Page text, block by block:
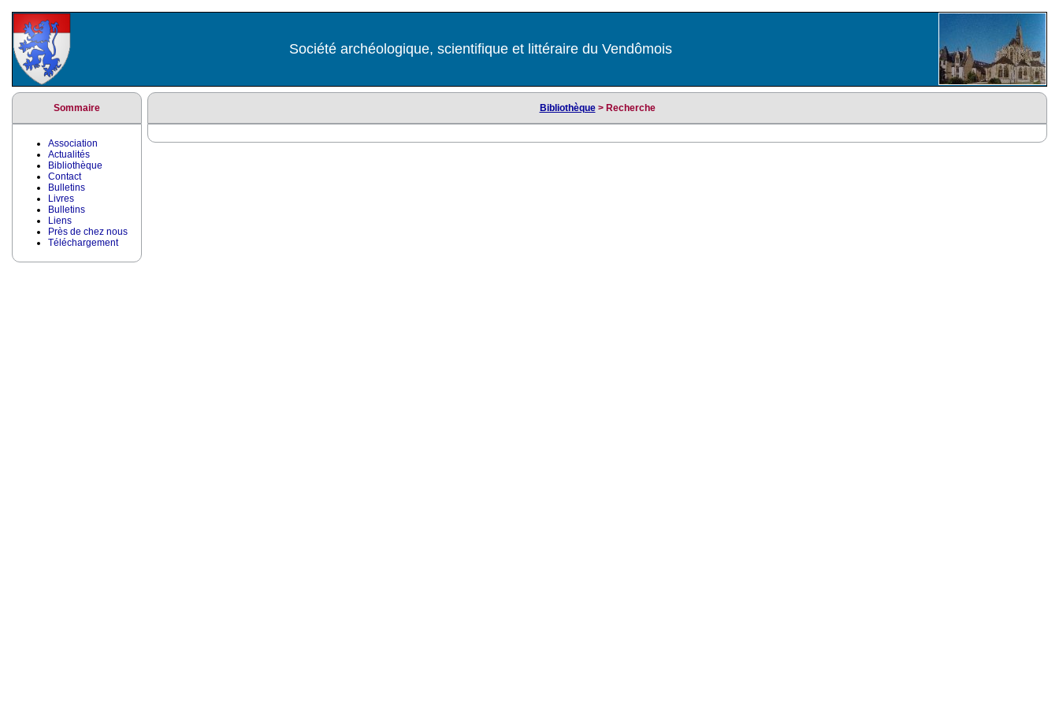
Société archéologique, scientifique et littéraire du Vendômois
Sommaire
Association
Actualités
Bibliothèque
Contact
Bulletins
Livres
Bulletins
Liens
Près de chez nous
Téléchargement
Bibliothèque> Recherche